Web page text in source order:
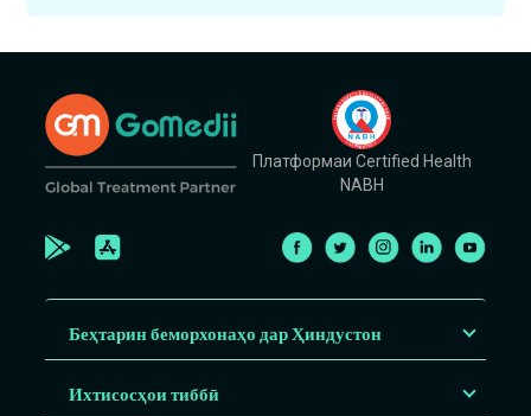
Платформаи Certified Health
NABH
Беҳтарин беморхонаҳо дар Ҳиндустон
Ихтисосҳои тиббӣ